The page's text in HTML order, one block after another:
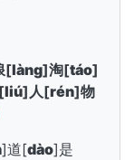
[làng]淘[táo]
liú]人[rén]物
]道[dào]是